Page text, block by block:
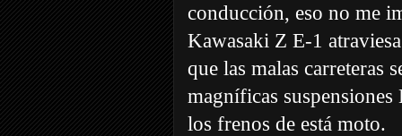
conducción, eso no me
Kawasaki Z E-1
que las malas carreteras
magníficas
los frenos de está moto.